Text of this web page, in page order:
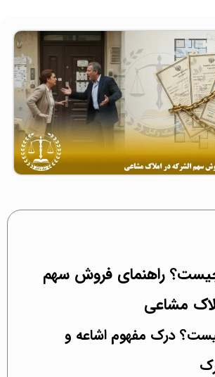
راهنمای فروش سهم‌
مشاعی
درک مفهوم اشاعه و